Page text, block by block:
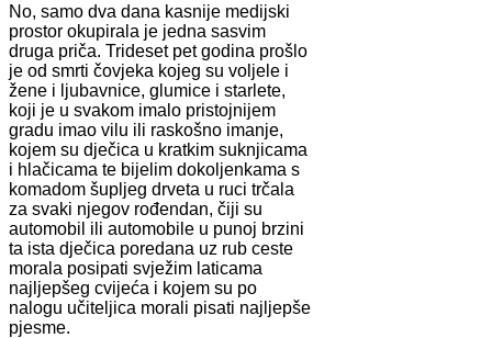
No, samo dva dana kasnije medijski
prostor okupirala je jedna sasvim
druga priča. Trideset pet godina prošlo
je od smrti čovjeka kojeg su voljele i
žene i ljubavnice, glumice i starlete,
koji je u svakom imalo pristojnijem
gradu imao vilu ili raskošno imanje,
kojem su dječica u kratkim suknjicama
i hlačicama te bijelim dokoljenkama s
komadom šupljeg drveta u ruci trčala
za svaki njegov rođendan, čiji su
automobil ili automobile u punoj brzini
ta ista dječica poredana uz rub ceste
morala posipati svježim laticama
najljepšeg cvijeća i kojem su po
nalogu učiteljica morali pisati najljepše
pjesme.